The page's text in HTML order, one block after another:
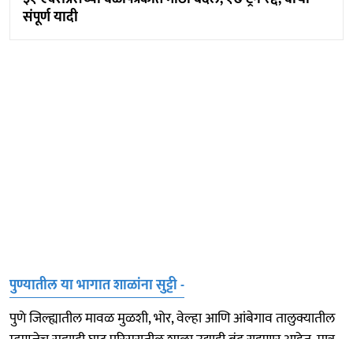
संपूर्ण यादी
पुण्यातील या भागात शाळांना सुट्टी -
पुणे जिल्ह्यातील मावळ मुळशी, भोर, वेल्हा आणि आंबेगाव तालुक्यातील